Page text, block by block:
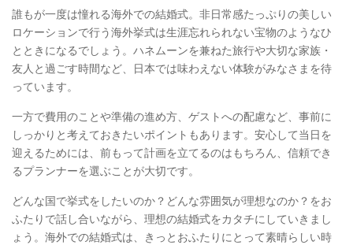
誰もが一度は憧れる海外での結婚式。非日常感たっぷりの美しい
ロケーションで行う海外挙式は生涯忘れられない宝物のようなひ
とときになるでしょう。ハネムーンを兼ねた旅行や大切な家族・
友人と過ごす時間など、日本では味わえない体験がみなさまを待
っています。
一方で費用のことや準備の進め方、ゲストへの配慮など、事前に
しっかりと考えておきたいポイントもあります。安心して当日を
迎えるためには、前もって計画を立てるのはもちろん、信頼でき
るプランナーを選ぶことが大切です。
どんな国で挙式をしたいのか？どんな雰囲気が理想なのか？をお
ふたりで話し合いながら、理想の結婚式をカタチにしていきまし
ょう。海外での結婚式は、きっとおふたりにとって素晴らしい時